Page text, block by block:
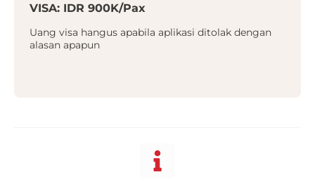
VISA: IDR 900K/Pax
Uang visa hangus apabila aplikasi ditolak dengan
alasan apapun